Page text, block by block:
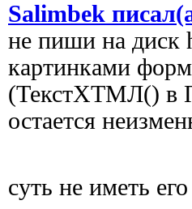
Salimbek
не пиши на диск
картинками
(ТекстХТМЛ() в
остается
суть не иметь